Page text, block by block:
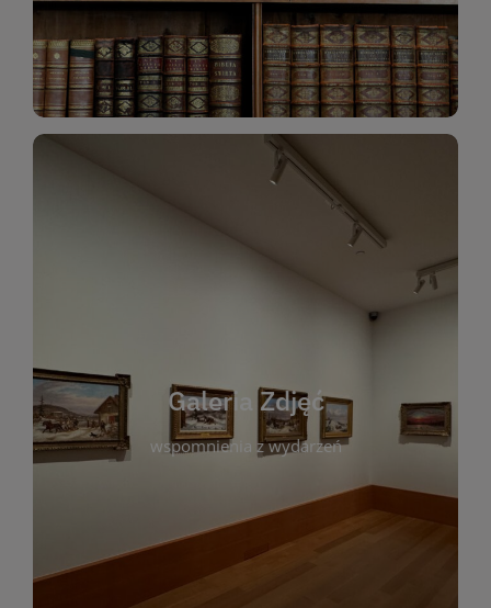
Katalog Zbiorów
Galeria Zdjęć
wspomnienia z wydarzeń
Galeria Zdjęć
wspomnienia z wydarzeń, spotkań i projektów
którym można zobaczyć, jak żyje nasza biblioteka
i jej społeczność. Zdjęcia dokumentują zarówno
uroczyste chwile, jak i codzienne aktywności
czytelników. Regularnie dodajemy nowe galerie,
by każdy mógł powrócić do wyjątkowych
momentów. Zapraszamy do obejrzenia,
wspominania i inspirowania się!